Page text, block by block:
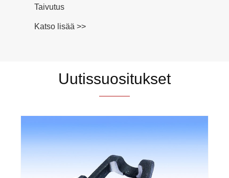
Taivutus
Katso lisää >>
Uutissuositukset